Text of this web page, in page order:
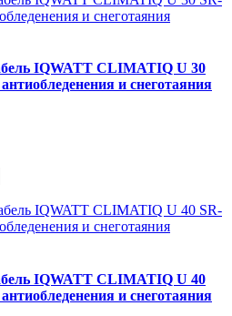
IQWATT CLIMATIQ U 30
и снеготаяния
IQWATT CLIMATIQ U 40
и снеготаяния